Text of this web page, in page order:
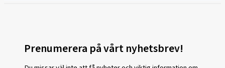
Prenumerera på vårt nyhetsbrev!